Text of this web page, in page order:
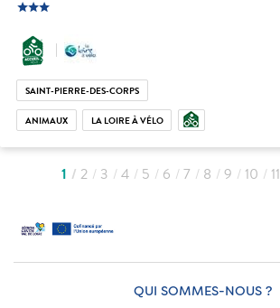
ic_star
SAINT-PIERRE-DES-CORPS
ANIMAUX LA LOIRE À VÉLO
1 2 3 4 5 6 7 8 9 10 11
QUI SOMMES-NOUS ?